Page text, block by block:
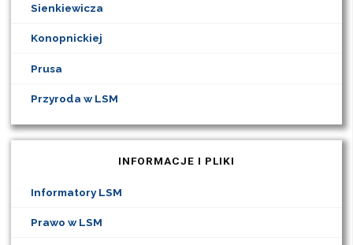
Sienkiewicza
Konopnickiej
Prusa
Przyroda w LSM
INFORMACJE I PLIKI
Informatory LSM
Prawo w LSM